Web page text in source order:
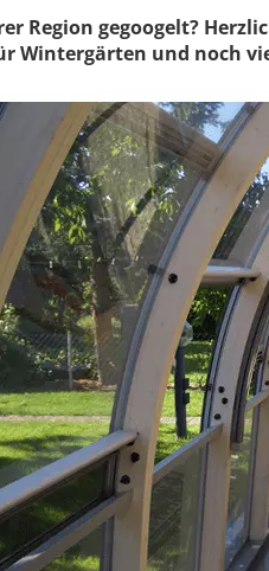
Region gegoogelt?
Wintergärten und noch